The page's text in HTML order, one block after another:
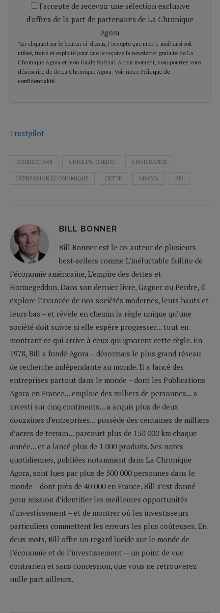
J'accepte de recevoir une sélection exclusive
d'offres de la part de partenaires de La Chronique
Agora
*En cliquant sur le bouton ci-dessus, j’accepte que mon e-mail saisi soit
utilisé, traité et exploité pour que je reçoive la newsletter gratuite de La
Chronique Agora et mon Guide Spécial. A tout moment, vous pourrez vous
désinscrire de de La Chronique Agora. Voir notre Politique de
confidentialité.
Trustpilot
CORRECTION CRISE DU CRÉDIT CROISSANCE
DÉPRESSION ÉCONOMIQUE DETTE OBAMA PIB
BILL BONNER
Bill Bonner est le co-auteur de plusieurs
best-sellers comme L’inéluctable faillite de
l’économie américaine, L’empire des dettes et
Hormegeddon. Dans son dernier livre, Gagner ou Perdre, il
explore l’avancée de nos sociétés modernes, leurs hauts et
leurs bas – et révèle en chemin la règle unique qu’une
société doit suivre si elle espère progresser... tout en
montrant ce qui arrive à ceux qui ignorent cette règle. En
1978, Bill a fondé Agora – désormais le plus grand réseau
de recherche indépendante au monde. Il a lancé des
entreprises partout dans le monde – dont les Publications
Agora en France... emploie des milliers de personnes... a
investi sur cinq continents... a acquis plus de deux
douzaines d’entreprises... possède des centaines de milliers
d’acres de terrain... parcourt plus de 150 000 km chaque
année... et a lancé plus de 1 000 produits. Ses notes
quotidiennes, publiées notamment dans La Chronique
Agora, sont lues par plus de 500 000 personnes dans le
monde – dont près de 40 000 en France. Bill s’est donné
pour mission d’identifier les meilleures opportunités
d’investissement – et de montrer où les investisseurs
particuliers commettent les erreurs les plus coûteuses. En
deux mots, Bill offre un regard lucide sur le monde de
l’économie et de l’investissement -- un point de vue
contrarien et sans concession, que vous ne retrouverez
nulle part ailleurs.